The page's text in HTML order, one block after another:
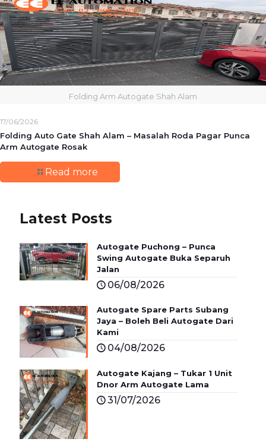
Folding Arm Autogate Shah Alam
17/06/2026
Folding Auto Gate Shah Alam – Masalah Roda Pagar Punca
Arm Autogate Rosak
Read more
Latest Posts
Autogate Puchong – Punca
Swing Autogate Buka Separuh
Jalan
06/08/2026
Autogate Spare Parts Subang
Jaya – Boleh Beli Autogate Dari
Kami
04/08/2026
Autogate Kajang – Tukar 1 Unit
Dnor Arm Autogate Lama
31/07/2026